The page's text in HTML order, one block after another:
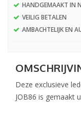
HANDGEMAAKT IN
VEILIG BETALEN
AMBACHTELIJK EN
Deze exclusieve
JOB86 is gemaakt